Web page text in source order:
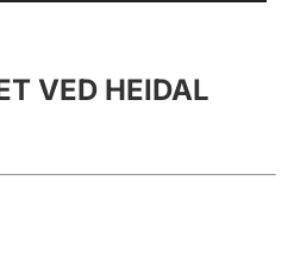
VED HEIDAL